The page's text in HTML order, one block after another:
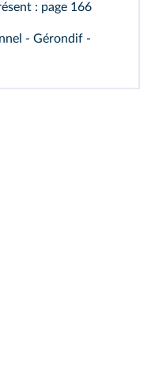
: page 166
- Gérondif -